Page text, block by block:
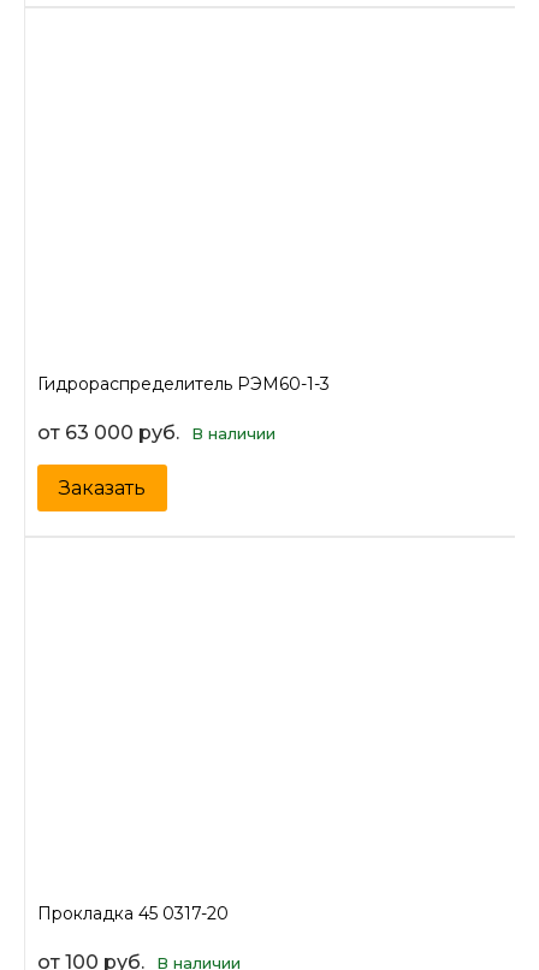
Гидрораспределитель РЭМ60-1-3
от 63 000 руб. В наличии
Заказать
Прокладка 45 0317-20
от 100 руб. В наличии